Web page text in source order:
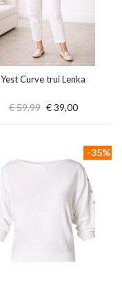
Yest Curve trui Lenka
€ 59,99 € 39,00
-35%